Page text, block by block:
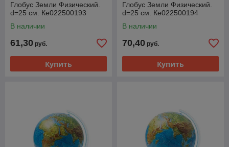
Глобус Земли Физический.
d=25 см. Ке022500193
В наличии
61,30 руб.
Купить
Глобус Земли Физический.
d=25 см. Ке022500194
В наличии
70,40 руб.
Купить